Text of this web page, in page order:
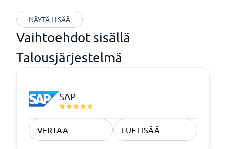
NÄYTÄ LISÄÄ
Vaihtoehdot sisällä
Talousjärjestelmä
SAP
VERTAA LUE LISÄÄ